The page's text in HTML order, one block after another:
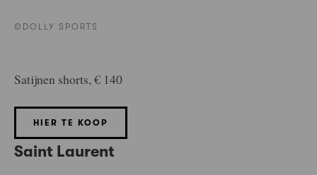
©DOLLY SPORTS
Satijnen shorts, € 140
HIER TE KOOP
Saint Laurent